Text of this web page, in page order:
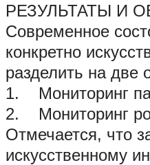
РЕЗУЛЬТАТЫ И
Современное
конкретно
разделить на две
1. Мониторинг
2. Мониторинг
Отмечается, что
искусственному